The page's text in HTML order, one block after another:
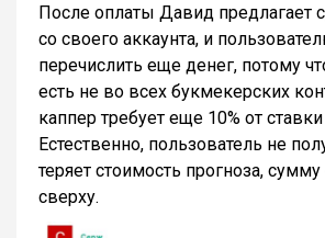
После оплаты Давид предлагает
со своего аккаунта, и
перечислить еще денег, потому
есть не во всех букмекерских
каппер требует еще 10% от
Естественно, пользователь не
теряет стоимость прогноза,
сверху.